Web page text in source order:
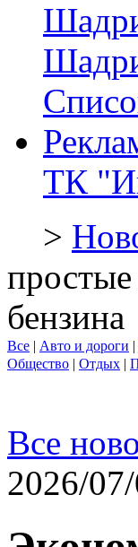
ТК
>
бензина
Все | Авто и дороги |
Общество | Отдых |
Все
2026/